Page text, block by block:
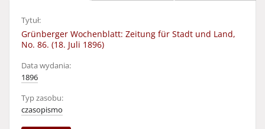
Tytuł:
Grünberger Wochenblatt: Zeitung für Stadt und Land,
No. 86. (18. Juli 1896)
Data wydania:
1896
Typ zasobu:
czasopismo